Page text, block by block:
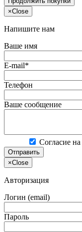
×Close
Напишите нам
Ваше имя
E-mail*
Телефон
Ваше сообщение
Согласие на
Отправить
×Close
Авторизация
Логин (email)
Пароль